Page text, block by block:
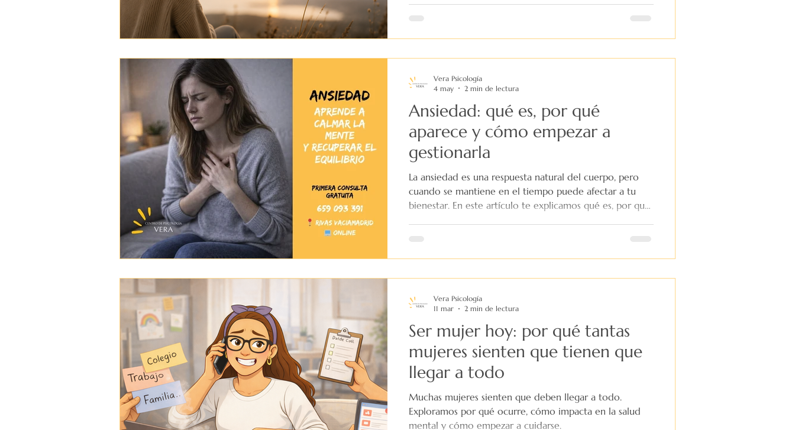
Ansiedad: qué es, por qué
aparece y cómo empezar a
gestionarla
La ansiedad es una respuesta natural del cuerpo, pero
cuando se mantiene en el tiempo puede afectar a tu
bienestar. En este artículo te explicamos qué es, por qué
Vera Psicología
4 may
2 min de lectura
Ser mujer hoy: por qué tantas
mujeres sienten que tienen que
llegar a todo
Muchas mujeres sienten que deben llegar a todo.
Exploramos por qué ocurre, cómo impacta en la salud
mental y cómo empezar a cuidarse.
Vera Psicología
11 mar
2 min de lectura